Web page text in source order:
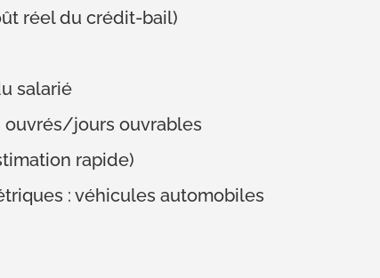
réel du crédit-bail)
salarié
ouvrés/jours ouvrables
rapide)
: véhicules automobiles